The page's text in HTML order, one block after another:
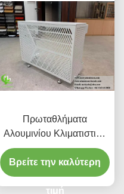
Πρωταθλήματα
Αλουμινίου Κλιματιστικά
Κάλυβες
Βρείτε την καλύτερη
τιμή